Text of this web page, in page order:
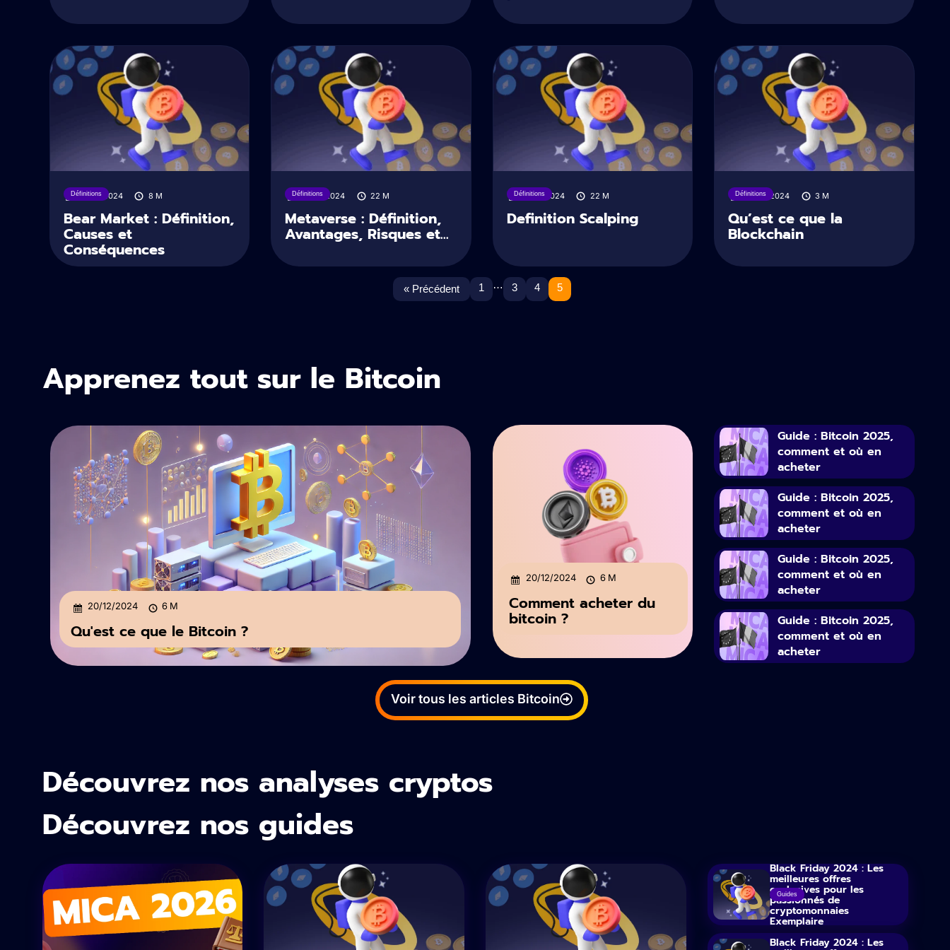
Définitions
25/10/2024 8 M
Bear Market : Définition,
Causes et
Conséquences
Définitions
24/10/2024 22 M
Metaverse : Définition,
Avantages, Risques et...
Définitions
21/10/2024 22 M
Definition Scalping
Définitions
07/08/2024 3 M
Qu’est ce que la
Blockchain
« Précédent 1 … 3 4 5
Apprenez tout sur le Bitcoin
20/12/2024 6 M
Qu'est ce que le Bitcoin ?
20/12/2024 6 M
Comment acheter du
bitcoin ?
Guide : Bitcoin 2025,
comment et où en
acheter
Guide : Bitcoin 2025,
comment et où en
acheter
Guide : Bitcoin 2025,
comment et où en
acheter
Guide : Bitcoin 2025,
comment et où en
acheter
Voir tous les articles Bitcoin
Découvrez nos analyses cryptos
Découvrez nos guides
Guides
Black Friday 2024 : Les
meilleures offres
exclusives pour les
passionnés de
cryptomonnaies
Exemplaire
Black Friday 2024 : Les